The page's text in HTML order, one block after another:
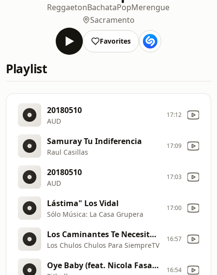
ReggaetonBachataPopMerengue
Sacramento
Favorites
Playlist
20180510
AUD
17:12
Samuray Tu Indiferencia
Raul Casillas
17:09
20180510
AUD
17:03
Lástima" Los Vidal
Sólo Música: La Casa Grupera
17:00
Los Caminantes Te Necesito Amor
Los Chulos Chulos Para SiempreTV
16:57
Oye Baby (feat. Nicola Fasano) 16:54